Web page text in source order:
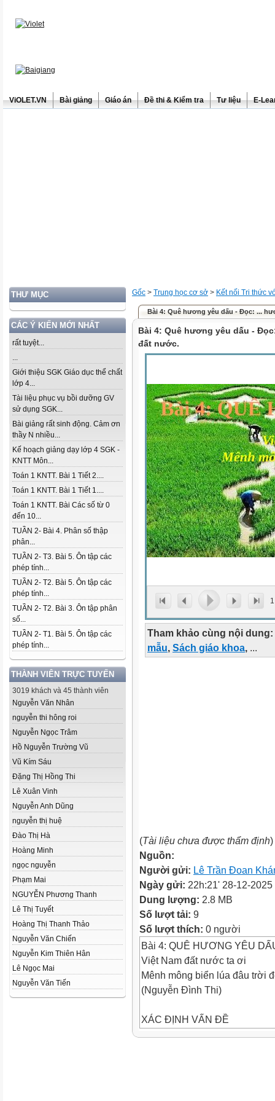
ViOLET.VN Bài giảng Giáo án Đề thi & Kiểm tra Tư liệu E-
THƯ MỤC
CÁC Ý KIẾN MỚI NHẤT
rất tuyệt...
...
Giới thiệu SGK Giáo dục thể chất
lớp 4...
Tài liệu phục vụ bồi dưỡng GV
sử dụng SGK...
Bài giảng rất sinh động. Cảm ơn
thầy N nhiều...
Kế hoạch giảng dạy lớp 4 SGK -
KNTT Môn...
Toán 1 KNTT. Bài 1 Tiết 2....
Toán 1 KNTT. Bài 1 Tiết 1....
Toán 1 KNTT. Bài Các số từ 0
đến 10...
TUẦN 2- Bài 4. Phân số thập
phân...
TUẦN 2- T3. Bài 5. Ôn tập các
phép tính...
TUẦN 2- T2. Bài 5. Ôn tập các
phép tính...
TUẦN 2- T2. Bài 3. Ôn tập phân
số...
TUẦN 2- T1. Bài 5. Ôn tập các
phép tính...
THÀNH VIÊN TRỰC TUYẾN
3019 khách và 45 thành viên
Nguyễn Văn Nhân
nguyễn thi hông roi
Nguyễn Ngọc Trâm
Hồ Nguyễn Trường Vũ
Vũ Kím Sáu
Đặng Thị Hồng Thi
Lê Xuân Vinh
Nguyễn Anh Dũng
nguyễn thị huệ
Đào Thị Hà
Hoàng Minh
ngọc nguyễn
Phạm Mai
NGUYỄN Phương Thanh
Lê Thị Tuyết
Hoàng Thị Thanh Thảo
Nguyễn Văn Chiến
Nguyễn Kim Thiên Hân
Lê Ngọc Mai
Nguyễn Văn Tiến
Gốc > Trung học cơ sở > Kết nối Tri thức
Bài 4: Quê hương yêu dấu - Đọc: ...
Bài 4: Quê hương yêu dấu -
đất nước.
1
Tham khảo cùng nội dung:
mẫu, Sách giáo khoa, ...
(Tài liệu chưa được thẩm định)
Nguồn:
Người gửi: Lê Trần Đoan
Ngày gửi: 22h:21' 28-12-2025
Dung lượng: 2.8 MB
Số lượt tải: 9
Số lượt thích: 0 người
Bài 4: QUÊ HƯƠNG YÊU
Việt Nam đất nước ta ơi
Mênh mông biển lúa đâu trời
(Nguyễn Đình Thi)
XÁC ĐỊNH VẤN ĐỀ